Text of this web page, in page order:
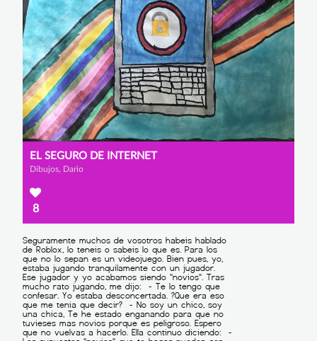
EL SEGURO DE INTERNET
Dibujos, Dario
8